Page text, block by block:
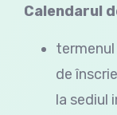
Calendarul
de
la